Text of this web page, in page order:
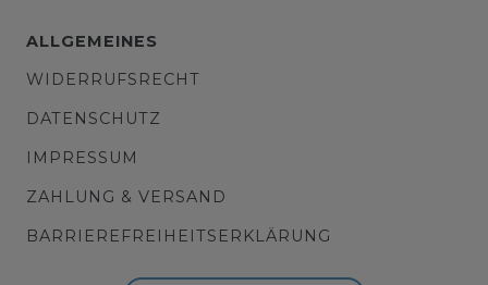
ALLGEMEINES
WIDERRUFSRECHT
DATENSCHUTZ
IMPRESSUM
ZAHLUNG & VERSAND
BARRIEREFREIHEITSERKLÄRUNG